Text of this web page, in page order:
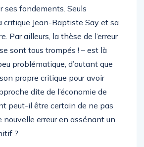
ses fondements. Seuls
critique Jean-Baptiste Say et sa
Par ailleurs, la thèse de l’erreur
sont tous trompés ! – est là
problématique, d’autant que
propre critique pour avoir
dite de l’économie de
peut-il être certain de ne pas
nouvelle erreur en assénant un
?